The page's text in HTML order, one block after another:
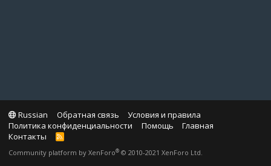
Russian Обратная связь
Условия и правила
Политика конфиденциальности
Помощь
Главная
Контакты
R
S
Community platform by XenForo® © 2010-2021 XenForo Ltd.